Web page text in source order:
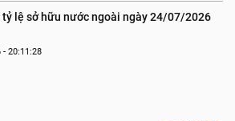
tỷ lệ sở hữu nước ngoài ngày 24/07/2026
20:11:28